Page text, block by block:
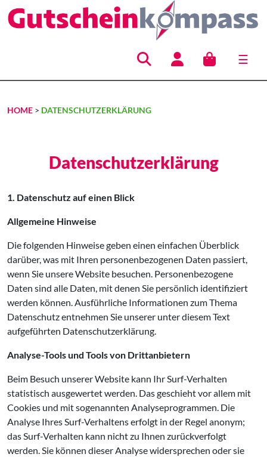
☰
Hauptnavigation
HOME > DATENSCHUTZERKLÄRUNG
Datenschutzerklärung
1. Datenschutz auf einen Blick
Allgemeine Hinweise
Die folgenden Hinweise geben einen einfachen Überblick
darüber, was mit Ihren personenbezogenen Daten passiert,
wenn Sie unsere Website besuchen. Personenbezogene
Daten sind alle Daten, mit denen Sie persönlich identifiziert
werden können. Ausführliche Informationen zum Thema
Datenschutz entnehmen Sie unserer unter diesem Text
aufgeführten Datenschutzerklärung.
Analyse-Tools und Tools von Drittanbietern
Beim Besuch unserer Website kann Ihr Surf-Verhalten
statistisch ausgewertet werden. Das geschieht vor allem mit
Cookies und mit sogenannten Analyseprogrammen. Die
Analyse Ihres Surf-Verhaltens erfolgt in der Regel anonym;
das Surf-Verhalten kann nicht zu Ihnen zurückverfolgt
werden. Sie können dieser Analyse widersprechen oder sie